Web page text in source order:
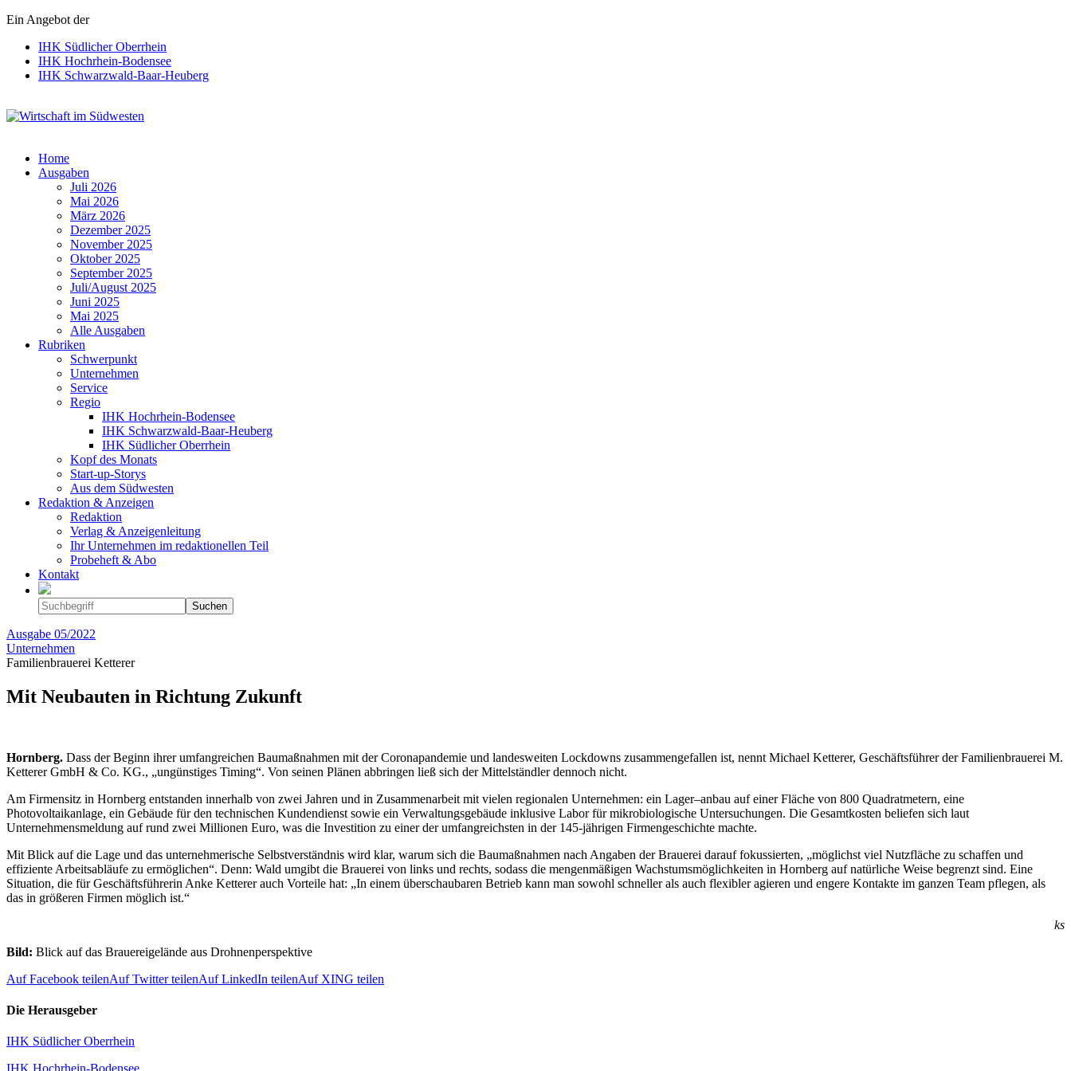
Ein Angebot der
IHK Südlicher Oberrhein
IHK Hochrhein-Bodensee
IHK Schwarzwald-Baar-Heuberg
Home
Ausgaben
Juli 2026
Mai 2026
März 2026
Dezember 2025
November 2025
Oktober 2025
September 2025
Juli/August 2025
Juni 2025
Mai 2025
Alle Ausgaben
Rubriken
Schwerpunkt
Unternehmen
Service
Regio
IHK Hochrhein-Bodensee
IHK Schwarzwald-Baar-Heuberg
IHK Südlicher Oberrhein
Kopf des Monats
Start-up-Storys
Aus dem Südwesten
Redaktion & Anzeigen
Redaktion
Verlag & Anzeigenleitung
Ihr Unternehmen im redaktionellen Teil
Probeheft & Abo
Kontakt
Ausgabe 05/2022
Unternehmen
Familienbrauerei Ketterer
Mit Neubauten in Richtung Zukunft
Hornberg. Dass der Beginn ihrer umfangreichen Baumaßnahmen mit der Coronapandemie und landesweiten Lockdowns zusammengefallen ist, nennt Michael Ketterer, Geschäftsführer der Familienbrauerei M.
Ketterer GmbH & Co. KG., „ungünstiges Timing“. Von seinen Plänen abbringen ließ sich der Mittelständler dennoch nicht.
Am Firmensitz in Hornberg entstanden innerhalb von zwei Jahren und in Zusammenarbeit mit vielen regionalen Unternehmen: ein Lager–anbau auf einer Fläche von 800 Quadratmetern, eine
Photovoltaikanlage, ein Gebäude für den technischen Kundendienst sowie ein Verwaltungsgebäude inklusive Labor für mikrobiologische Untersuchungen. Die Gesamtkosten beliefen sich laut
Unternehmensmeldung auf rund zwei Millionen Euro, was die Investition zu einer der umfangreichsten in der 145-jährigen Firmengeschichte machte.
Mit Blick auf die Lage und das unternehmerische Selbstverständnis wird klar, warum sich die Baumaßnahmen nach Angaben der Brauerei darauf fokussierten, „möglichst viel Nutzfläche zu schaffen und
effiziente Arbeitsabläufe zu ermöglichen“. Denn: Wald umgibt die Brauerei von links und rechts, sodass die mengenmäßigen Wachstumsmöglichkeiten in Hornberg auf natürliche Weise begrenzt sind. Eine
Situation, die für Geschäftsführerin Anke Ketterer auch Vorteile hat: „In einem überschaubaren Betrieb kann man sowohl schneller als auch flexibler agieren und engere Kontakte im ganzen Team pflegen, als
das in größeren Firmen möglich ist.“
ks
Bild: Blick auf das Brauereigelände aus Drohnenperspektive
Auf Facebook teilenAuf Twitter teilenAuf LinkedIn teilenAuf XING teilen
Die Herausgeber
IHK Südlicher Oberrhein